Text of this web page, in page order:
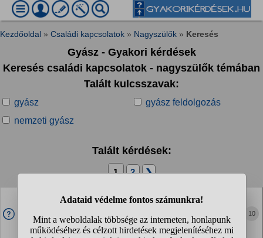
Kezdőoldal » Családi kapcsolatok » Nagyszülők » Keresés
Gyász - Gyakori kérdések
Keresés családi kapcsolatok - nagyszülők témában
Talált kulcsszavak:
gyász
gyász feldolgozás
nemzeti gyász
Talált kérdések:
1 2 ❯
Van kedve valakinek beszélgetni?
beszélgetni erről akinek már van tapasztalata? Nem tudom
mit érzek egyszerűen üres vagyok.
10